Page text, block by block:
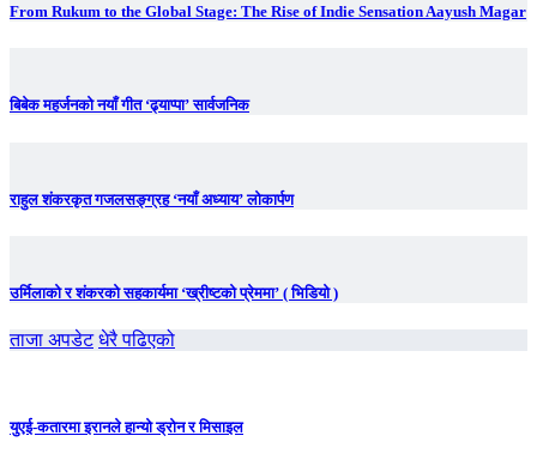
From Rukum to the Global Stage: The Rise of Indie Sensation Aayush Magar
बिबेक महर्जनको नयाँ गीत ‘ढ्याप्पा’ सार्वजनिक
राहुल शंकरकृत गजलसङ्ग्रह ‘नयाँ अध्याय’ लोकार्पण
उर्मिलाको र शंकरको सहकार्यमा ‘ख्रीष्टको प्रेममा’ ( भिडियो )
ताजा अपडेट धेरै पढिएको
युएई-कतारमा इरानले हान्यो ड्रोन र मिसाइल